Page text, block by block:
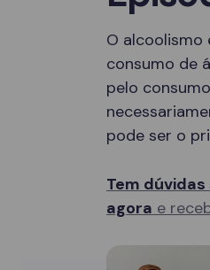
O alcoolismo
consumo de
pelo
pode ser o
Tem
agora e